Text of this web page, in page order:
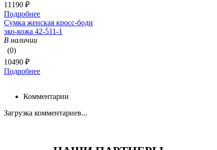
11190 ₽
Подробнее
Сумка женская кросс-боди
эко-кожа 42-511-1
В наличии
(0)
10490 ₽
Подробнее
Комментарии
Загрузка комментариев...